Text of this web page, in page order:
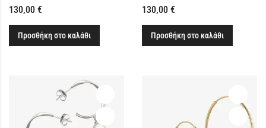
130,00 €
Προσθήκη στο καλάθι
130,00 €
Προσθήκη στο καλάθι